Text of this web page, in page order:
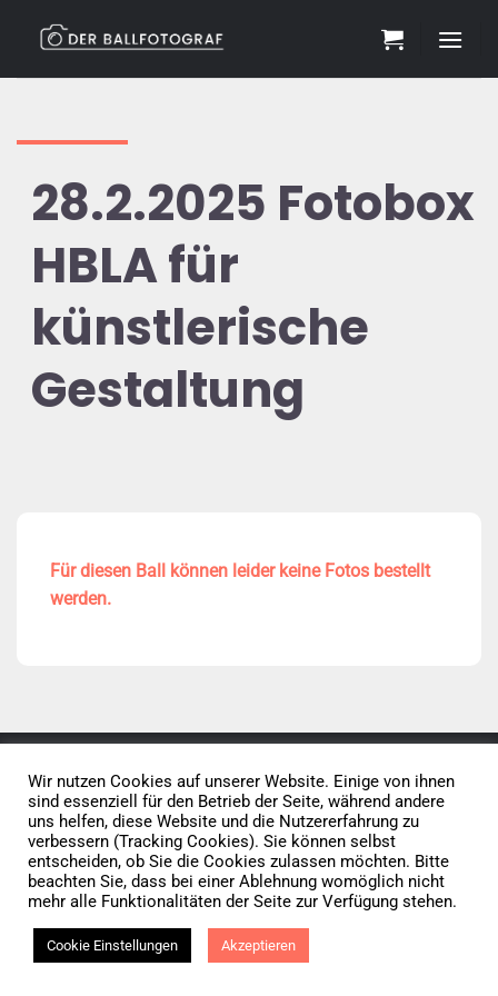
28.2.2025 Fotobox
HBLA für
künstlerische
Gestaltung
Für diesen Ball können leider keine Fotos bestellt
werden.
© 2026 • Elephants 5
Datenschutz AGB Impressum
Vertrag widerrufen
Wir nutzen Cookies auf unserer Website. Einige von ihnen
sind essenziell für den Betrieb der Seite, während andere
uns helfen, diese Website und die Nutzererfahrung zu
verbessern (Tracking Cookies). Sie können selbst
entscheiden, ob Sie die Cookies zulassen möchten. Bitte
beachten Sie, dass bei einer Ablehnung womöglich nicht
mehr alle Funktionalitäten der Seite zur Verfügung stehen.
Cookie Einstellungen Akzeptieren